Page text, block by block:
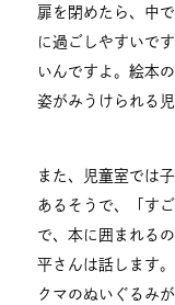
扉を閉めたら、中
に過ごしやすいで
いんですよ。絵本
姿がみうけられる児
また、児童室では
あるそうで、「す
で、本に囲まれる
平さんは話します
クマのぬいぐるみ